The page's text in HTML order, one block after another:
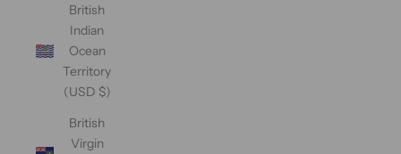
British
Indian
Ocean
Territory
(USD $)
British
Virgin